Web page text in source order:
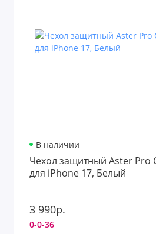
В наличии
Чехол защитный Aster Pro
для iPhone 17, Белый
3 990р.
0-0-36